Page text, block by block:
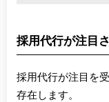
採用代行が注目
採用代行が注目を
存在します。